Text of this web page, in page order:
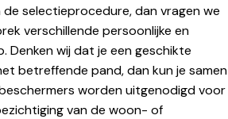
selectieprocedure, dan vragen we
verschillende persoonlijke en
Denken wij dat je een geschikte
betreffende pand, dan kun je samen
worden uitgenodigd voor
van de woon- of